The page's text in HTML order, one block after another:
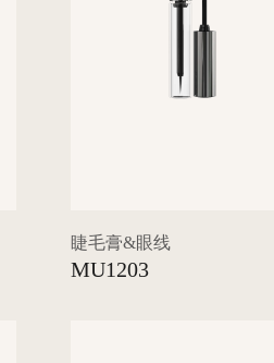
睫毛膏&眼线
MU1203